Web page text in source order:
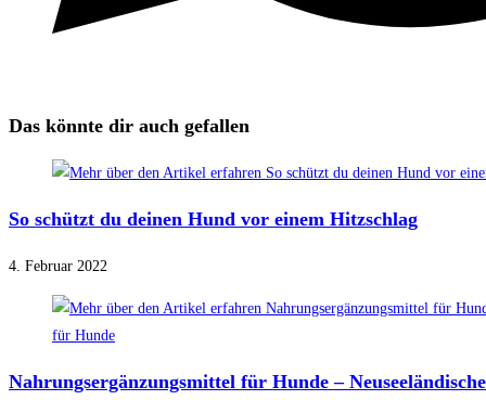
Das könnte dir auch gefallen
So schützt du deinen Hund vor einem Hitzschlag
4. Februar 2022
Nahrungsergänzungsmittel für Hunde –